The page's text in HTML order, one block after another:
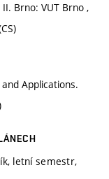
II. Brno: VUT Brno ,
Applications.
letní semestr,